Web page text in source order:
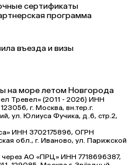
сертификаты
программа
въезда и визы
на море летом Новгорода
Тревел» (2011 - 2026) ИНН
г. Москва, вн.тер.г.
ул. Юлиуса Фучика, д.6, стр.2,
ИНН 3702175896, ОГРН
обл., г. Иваново, ул. Парижской
АО «ПРЦ» ИНН 7718696387,